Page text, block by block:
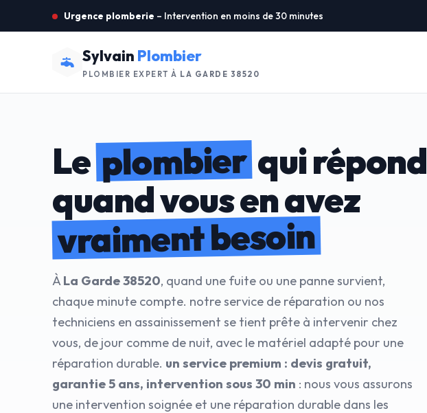
Urgence plomberie – Intervention en moins de 30 minutes
Sylvain Plombier
PLOMBIER EXPERT À LA GARDE 38520
Leplombierqui répond
quand vous en avez
vraiment besoin
ÀLa Garde 38520, quand une fuite ou une panne survient,
chaque minute compte. notre service de réparation ou nos
techniciens en assainissement se tient prête à intervenir chez
vous, de jour comme de nuit, avec le matériel adapté pour une
réparation durable. un service premium : devis gratuit,
garantie 5 ans, intervention sous 30 min : nous vous assurons
une intervention soignée et une réparation durable dans les